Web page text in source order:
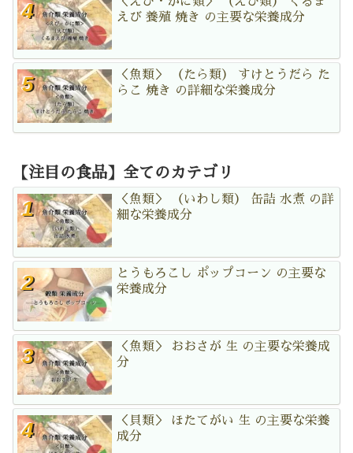
えび 養殖 焼き の主要な栄養成分
＜魚類＞ （たら類） すけとうだら た
らこ 焼き の詳細な栄養成分
【注目の食品】全てのカテゴリ
＜魚類＞ （いわし類） 缶詰 水煮 の詳
細な栄養成分
とうもろこし ポップコーン の主要な
栄養成分
＜魚類＞ おおさが 生 の主要な栄養成
分
＜貝類＞ ほたてがい 生 の主要な栄養
成分